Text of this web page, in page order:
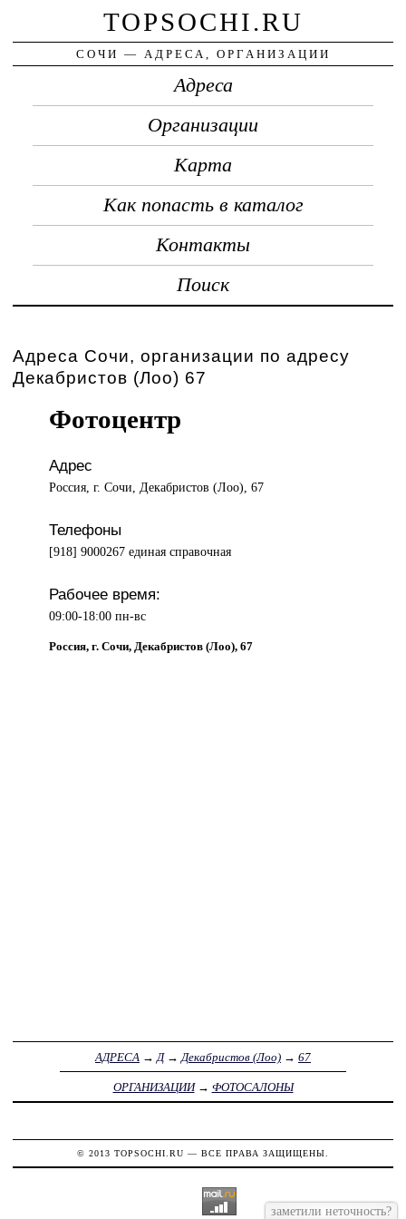
TOPSOCHI.RU
СОЧИ — АДРЕСА, ОРГАНИЗАЦИИ
Адреса
Организации
Карта
Как попасть в каталог
Контакты
Поиск
Адреса Сочи, организации по адресу
Декабристов (Лоо) 67
Фотоцентр
Адрес
Россия, г. Сочи, Декабристов (Лоо), 67
Телефоны
[918] 9000267 единая справочная
Рабочее время:
09:00-18:00 пн-вс
Россия, г. Сочи, Декабристов (Лоо), 67
АДРЕСА → Д→ Декабристов (Лоо) → 67
ОРГАНИЗАЦИИ→ ФОТОСАЛОНЫ
© 2013 TOPSOCHI.RU — ВСЕ ПРАВА ЗАЩИЩЕНЫ.
заметили неточность?